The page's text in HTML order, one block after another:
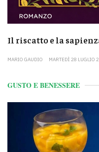
Il riscatto e la
MARIO GAUDIO MARTEDÌ 28 LUGLIO
GUSTO E BENESSERE